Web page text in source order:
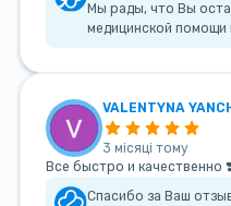
Мы рады, что Вы
медицинской помощи
VALENTYNA
3 місяці тому
Все быстро и качественно
Спасибо за Ваш